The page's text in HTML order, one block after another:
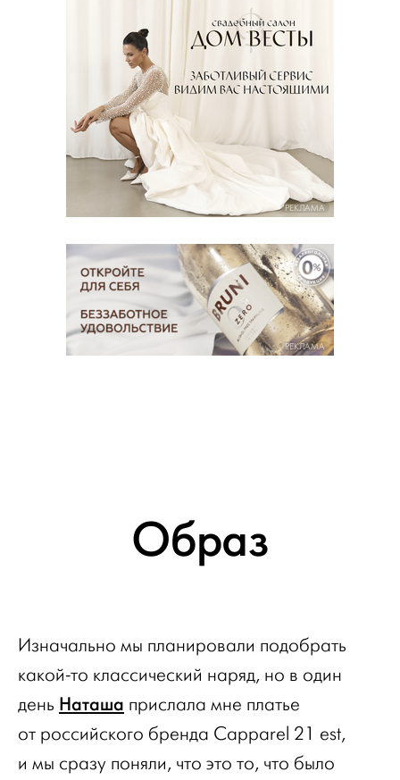
РЕКЛАМА
РЕКЛАМА
Образ
Изначально мы планировали подобрать
какой-то классический наряд, но в один
день Наташа прислала мне платье
от российского бренда Capparel 21 est,
и мы сразу поняли, что это то, что было